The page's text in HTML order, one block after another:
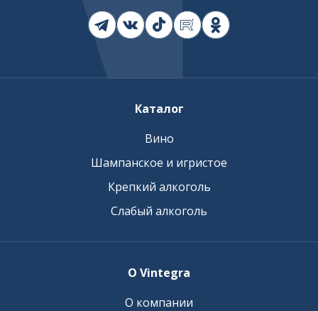
Каталог
Вино
Шампанское и игристое
Крепкий алкоголь
Слабый алкоголь
О Vintegra
О компании